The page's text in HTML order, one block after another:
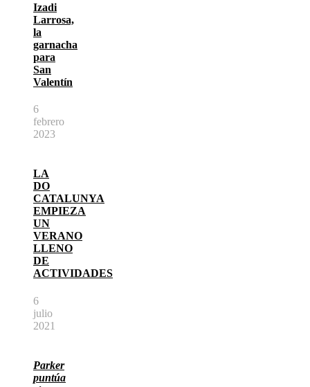
Izadi
Larrosa,
la
garnacha
para
San
Valentín
6
febrero
2023
LA
DO
CATALUNYA
EMPIEZA
UN
VERANO
LLENO
DE
ACTIVIDADES
6
julio
2021
Parker
puntúa